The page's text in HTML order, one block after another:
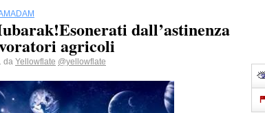
dall’astinenza
agricoli
da Yellowflate @yellowflate